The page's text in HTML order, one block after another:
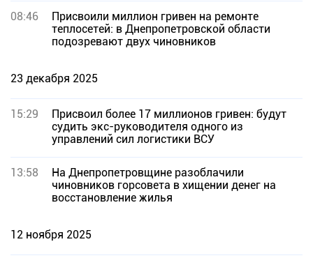
08:46
Присвоили миллион гривен на ремонте
теплосетей: в Днепропетровской области
подозревают двух чиновников
23 декабря 2025
15:29
Присвоил более 17 миллионов гривен: будут
судить экс-руководителя одного из
управлений сил логистики ВСУ
13:58
На Днепропетровщине разоблачили
чиновников горсовета в хищении денег на
восстановление жилья
12 ноября 2025